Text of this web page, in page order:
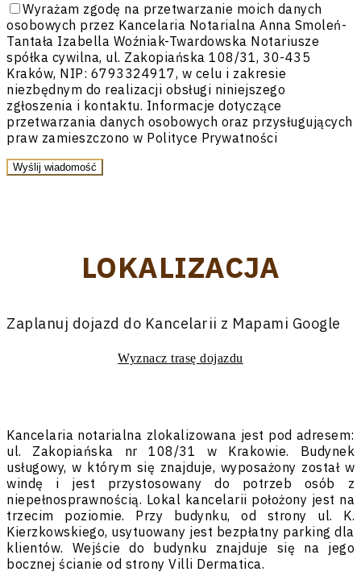
Wyrażam zgodę na przetwarzanie moich danych
osobowych przez Kancelaria Notarialna Anna Smoleń-
Tantała Izabella Woźniak-Twardowska Notariusze
spółka cywilna, ul. Zakopiańska 108/31, 30-435
Kraków, NIP: 6793324917, w celu i zakresie
niezbędnym do realizacji obsługi niniejszego
zgłoszenia i kontaktu. Informacje dotyczące
przetwarzania danych osobowych oraz przysługujących
praw zamieszczono w Polityce Prywatności
Wyślij wiadomość
LOKALIZACJA
Zaplanuj dojazd do Kancelarii z Mapami Google
Wyznacz trasę dojazdu
Kancelaria notarialna zlokalizowana jest pod adresem:
ul. Zakopiańska nr 108/31 w Krakowie. Budynek
usługowy, w którym się znajduje, wyposażony został w
windę i jest przystosowany do potrzeb osób z
niepełnosprawnością. Lokal kancelarii położony jest na
trzecim poziomie. Przy budynku, od strony ul. K.
Kierzkowskiego, usytuowany jest bezpłatny parking dla
klientów. Wejście do budynku znajduje się na jego
bocznej ścianie od strony Villi Dermatica.